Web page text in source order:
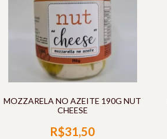
MOZZARELA NO AZEITE 190G NUT
CHEESE
R$31,50